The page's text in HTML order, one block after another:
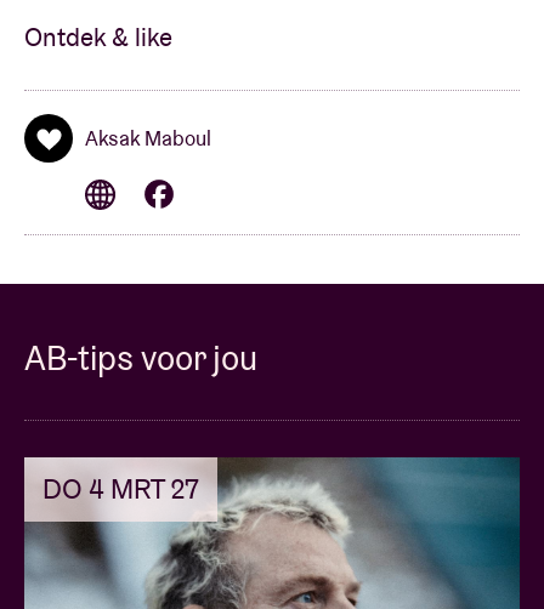
Ontdek & like
Aksak Maboul
AB-tips voor jou
DO 4 MRT 27